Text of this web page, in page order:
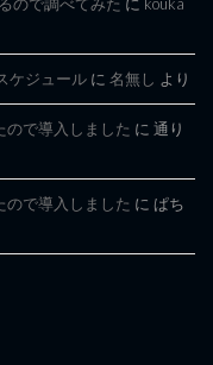
ので調べてみた に kouka
ケジュール に 名無し より
ので導入しました に 通り
ので導入しました に ぱち